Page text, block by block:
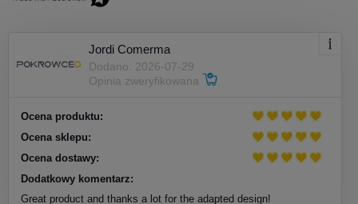
Jordi Comerma
Dodano: 2026-07-29
Opinia zweryfikowana
Ocena produktu:
Ocena sklepu:
Ocena dostawy:
Dodatkowy komentarz:
Great product and thanks a lot for the adapted design!